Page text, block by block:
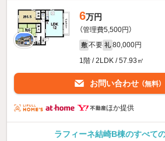
6万円
（管理費5,500円）
敷 不要 礼 80,000円
1階 / 2LDK / 57.93㎡
お問い合わせ （無料）
ほか提供
ラフィーネ結崎B棟のすべて